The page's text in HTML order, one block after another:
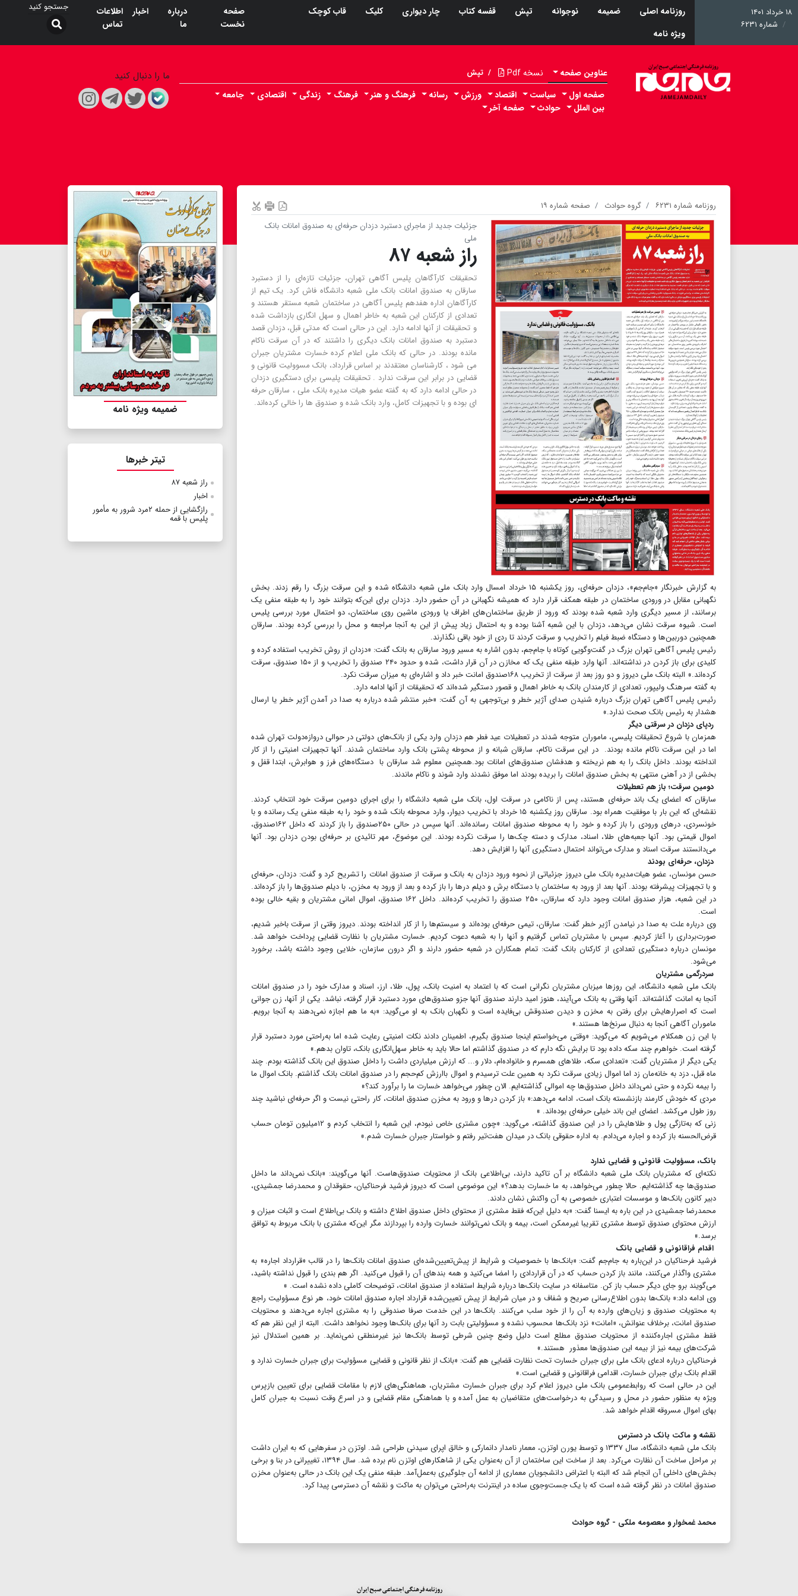
۱۸ خرداد ۱۴۰۱
شماره ۶۲۳۱
روزنامه اصلی ضمیمه نوجوانه تپش قفسه کتاب چار دیواری کلیک
قاب کوچک
ویژه نامه
صفحه
نخست
درباره
ما
اخبار
اطلاعات
تماس
عناوین صفحه نسخه Pdf / تپش
صفحه اول سیاست اقتصاد ورزش رسانه فرهنگ و هنر فرهنگ زندگی اقتصادی
جامعه
بین الملل
حوادث صفحه آخر
ما را دنبال کنید
روزنامه شماره ۶۲۳۱ گروه حوادث
صفحه شماره ۱۹
جزئیات جدید از ماجرای دستبرد دزدان حرفه‌ای به صندوق امانات بانک
ملی
راز شعبه ۸۷
تحقیقات کارآگاهان پلیس آگاهی تهران، جزئیات تازه‌ای را از دستبرد
سارقان به صندوق امانات بانک ملی شعبه دانشگاه فاش کرد. یک تیم از
کارآگاهان اداره هفدهم پلیس آگاهی در ساختمان شعبه مستقر هستند و
تعدادی از کارکنان این شعبه به خاطر اهمال و سهل انگاری بازداشت شده
و تحقیقات از آنها ادامه دارد. این در حالی است که مدتی قبل، دزدان قصد
دستبرد به صندوق امانات بانک دیگری را داشتند که در آن سرقت ناکام
مانده بودند. در حالى که بانک ملى اعلام کرده خسارت مشتریان جبران
مى شود ، کارشناسان معتقدند بر اساس قرارداد، بانک مسوولیت قانونى و
قضایى در برابر این سرقت ندارد . تحقیقات پلیسی براى دستگیرى دزدان
در حالى ادامه دارد که به گفته عضو هیات مدیره بانک ملى ، سارقان حرفه
اى بوده و با تجهیزات کامل، وارد بانک شده و صندوق ها را خالى کرده‌اند.
به گزارش خبرنگار «جام‌جم»، دزدان حرفه‌ای، روز یکشنبه ۱۵ خرداد امسال وارد بانک ملی شعبه دانشگاه شده و این سرقت بزرگ را رقم زدند. بخش
نگهبانی مقابل در ورودی ساختمان در طبقه همکف قرار دارد که همیشه نگهبانی در آن حضور دارد. دزدان برای این‌که بتوانند خود را به طبقه منفی یک
برسانند، از مسیر دیگری وارد شعبه شده بودند که ورود از طریق ساختمان‌های اطراف یا ورودی ماشین روی ساختمان، دو احتمال مورد بررسی پلیس
است. شیوه سرقت نشان می‌دهد، دزدان با این شعبه آشنا بوده و به احتمال زیاد پیش از این به آنجا مراجعه و محل را بررسی کرده بودند. سارقان
همچنین دوربین‌ها و دستگاه ضبط فیلم را تخریب و سرقت کردند تا ردی از خود باقی نگذارند.
رئیس پلیس آگاهی تهران بزرگ در گفت‌وگویی کوتاه با جام‌جم، بدون اشاره به مسیر ورود سارقان به بانک گفت: «دزدان از روش تخریب استفاده کرده و
کلیدی برای باز کردن در نداشته‌اند. آنها وارد طبقه منفی یک که مخازن در آن قرار داشت، شده و حدود ۲۴۰ صندوق را تخریب و از ۱۵۰ صندوق، سرقت
کرده‌اند.» البته بانک ملی دیروز و دو روز بعد از سرقت از تخریب ۱۶۸صندوق امانت خبر داد و اشاره‌ای به میزان سرقت نکرد.
به گفته سرهنگ ولیپور، تعدادی از کارمندان بانک به خاطر اهمال و قصور دستگیر شده‌اند که تحقیقات از آنها ادامه دارد.
رئیس پلیس آگاهی تهران بزرگ درباره شنیدن صدای آژیر خطر و بی‌توجهی به آن گفت: «خبر منتشر شده درباره به صدا در آمدن آژیر خطر یا ارسال
هشدار به رئیس بانک صحت ندارد.»
ردپای دزدان در سرقتی دیگر
همزمان با شروع تحقیقات پلیسی‌، ماموران متوجه شدند در تعطیلات عید فطر هم دزدان وارد یکی از بانک‌های دولتی در حوالی دروازه‌دولت تهران شده
اما در این سرقت ناکام مانده بودند. در این سرقت ناکام، سارقان شبانه و از محوطه پشتی بانک وارد ساختمان شدند. آنها تجهیزات امنیتی را از کار
انداخته بودند. داخل بانک را به هم نریخته و هدفشان صندوق‌های امانات بود.همچنین معلوم شد سارقان با دستگاه‌‌های فرز و هوابرش، ابتدا قفل و
بخشی از در آهنی منتهی به بخش صندوق امانات را بریده بودند اما موفق نشدند وارد شوند و ناکام ماندند.
دومین سرقت؛ باز هم تعطیلات
سارقان که اعضای یک باند حرفه‌ای هستند‌، پس از ناکامی در سرقت اول، بانک ملی شعبه دانشگاه را برای اجرای دومین سرقت خود انتخاب کردند.
نقشه‌ای که این بار با موفقیت همراه بود. سارقان روز یکشنبه ۱۵ خرداد با تخریب دیوار، وارد محوطه بانک شده و خود را به طبقه منفی یک رسانده و با
خونسردی، درهای ورودی را باز کرده و خود را به محوطه صندوق امانات رسانده‌اند. آنها سپس در حالی ۲۵۰‌صندوق را باز کردند که داخل ۱۶۲صندوق،
اموال قیمتی بود. آنها جعبه‌های طلا، اسناد، مدارک و دسته چک‌ها را سرقت نکرده بودند. این موضوع، مهر تائیدی بر حرفه‌ای بودن دزدان بود. آنها
می‌دانستند سرقت اسناد و مدارک می‌تواند احتمال دستگیری آنها را افزایش دهد.
دزدان، حرفه‌ای بودند
حسن مونسان‌، عضو هیات‌مدیره بانک ملی دیروز جزئیاتی از نحوه ورود دزدان به بانک و سرقت از صندوق امانات را تشریح کرد و گفت: دزدان، حرفه‌ای
و با تجهیزات پیشرفته بودند. آنها بعد از ورود به ساختمان با دستگاه برش و دیلم درها را باز کرده و بعد از ورود به مخزن، با دیلم صندوق‌ها را باز کرده‌اند.
در این شعبه، هزار صندوق امانات وجود دارد که سارقان، ۲۵۰ صندوق را تخریب کرده‌اند. داخل ۱۶۲ صندوق، اموال امانی مشتریان و بقیه خالی بوده
است.
وی درباره علت به صدا در نیامدن آژیر خطر گفت: سارقان، تیمی حرفه‌ای بوده‌اند و سیستم‌ها را از کار انداخته بودند. دیروز وقتی از سرقت با‌خبر شدیم،
صورت‌برداری را آغاز کردیم. سپس با مشتریان تماس گرفتیم و آنها را به شعبه دعوت کردیم. خسارت مشتریان با نظارت قضایی پرداخت خواهد شد.
مونسان درباره دستگیری تعدادی از کارکنان بانک گفت: تمام همکاران در شعبه حضور دارند و اگر درون سازمان، خلایی وجود داشته باشد‌، برخورد
می‌شود.
سردرگمی مشتریان
بانک ملی شعبه دانشگاه، این روزها میزبان مشتریان نگرانی است که با اعتماد به امنیت بانک، پول، طلا، ارز، اسناد و مدارک خود را در صندوق امانات
آنجا به امانت گذاشته‌اند. آنها وقتی به بانک می‌آیند، هنوز امید دارند صندوق آنها جزو صندوق‌های مورد دستبرد قرار گرفته، نباشد. یکی از آنها، زن جوانی
است که اصرارهایش برای رفتن به مخزن و دیدن صندوقش بی‌فایده است و نگهبان بانک به او می‌گوید: «به ما هم اجازه نمی‌دهند به آنجا برویم.
ماموران آگاهی آنجا به دنبال سرنخ‌ها هستند.»
با این زن همکلام می‌شویم که می‌گوید: «وقتی می‌خواستم اینجا صندوق بگیرم، اطمینان دادند نکات امنیتی رعایت شده اما به‌راحتی مورد دستبرد قرار
گرفته است. خواهرم چند سکه داده بود تا برایش نگه دارم که در صندوق گذاشتم اما حالا باید به خاطر سهل‌انگاری بانک، تاوان بدهم.»
یکی دیگر از مشتریان گفت: «تعدادی سکه، طلاهای همسرم و خانواده‌ام، دلار و... که ارزش میلیاردی داشت را داخل صندوق این بانک گذاشته بودم. چند
ماه قبل، دزد به خانه‌مان زد اما اموال زیادی سرقت نکرد به همین علت ترسیدم و اموال با‌ارزش کم‌حجم را در صندوق امانات بانک گذاشتم. بانک اموال ما
را بیمه نکرده و حتی نمی‌داند داخل صندوق‌ها چه اموالی گذاشته‌ایم. الان چطور می‌خواهد خسارت ما را برآورد کند؟»
مردی که خودش کارمند بازنشسته بانک است، ادامه می‌دهد:« باز کردن درها و ورود به مخزن صندوق امانات، کار راحتی نیست و اگر حرفه‌ای نباشید چند
روز طول می‌کشد. اعضای این باند خیلی حرفه‌ای بوده‌اند. »
زنی که به‌تازگی پول و طلاهایش را در این صندوق گذاشته، می‌گوید: «‌چون مشتری خاص نبودم، این شعبه را انتخاب کردم و ۱۲میلیون تومان حساب
قرض‌الحسنه باز کرده و اجاره می‌دادم. به اداره حقوقی بانک در میدان هفت‌تیر رفتم و خواستار جبران خسارت شدم.»
بانک، مسؤولیت قانونی و قضایی ندارد
نکته‌ای که مشتریان بانک ملی شعبه دانشگاه بر آن تاکید دارند، بی‌اطلاعی بانک از محتویات صندوق‌هاست. آنها می‌گویند: «بانک نمی‌داند ما داخل
صندوق‌ها چه گذاشته‌ایم. حالا چطور می‌خواهد، به ما خسارت بدهد؟» این موضوعی است که دیروز فرشید فرحناکیان، حقوقدان و محمدرضا جمشیدی،
دبیر کانون بانک‌ها و موسسات اعتباری خصوصی به آن واکنش نشان دادند.
محمدرضا جمشیدی در این باره به ایسنا گفت: «به دلیل این‌که فقط مشتری از محتوای داخل صندوق اطلاع داشته و بانک بی‌اطلاع است و اثبات میزان و
ارزش محتوای صندوق توسط مشتری تقریبا غیرممکن است، بیمه و بانک نمی‌توانند خسارت وارده را بپردازند مگر این‌که مشتری با بانک مربوط به توافق
برسد.»
اقدام فراقانونی و قضایی بانک
فرشید فرحناکیان در این‌باره به جام‌جم گفت: «‌بانک‌ها با خصوصیات و شرایط از‌ پیش‌تعیین‌شده‌ای صندوق امانات بانک‌ها را در قالب «قرارداد اجاره» به
مشتری واگذار می‌کنند، مانند باز کردن حساب که در آن قراردادی را امضا می‌کنید و همه بندهای آن را قبول می‌کنید. اگر هم بندی را قبول نداشته باشید،
می‌گویند برو جای دیگر حساب باز کن. متاسفانه در سایت بانک‌ها درباره شرایط استفاده از صندوق امانات، توضیحات کاملی داده نشده است. »
وی ادامه داد:« بانک‌ها بدون اطلاع‌رسانی صریح و شفاف و در میان شرایط از‌ پیش ‌تعیین‌شده قرارداد اجاره صندوق امانات خود، هر نوع مسؤولیت راجع
به محتویات صندوق و زیان‌های وارده به آن را از خود سلب می‌کنند. بانک‌ها در این خدمت صرفا صندوقی را به مشتری اجاره می‌دهند و محتویات
صندوق امانت، بر‌خلاف عنوانش، «امانت» نزد بانک‌ها محسوب نشده و مسؤولیتی بابت رد آنها برای بانک‌ها وجود نخواهد داشت. البته از این نظر هم که
فقط مشتری اجاره‌کننده از محتویات صندوق مطلع است دلیل وضع چنین شرطی توسط بانک‌ها نیز غیرمنطقی نمی‌نماید. بر همین استدلال نیز
شرکت‌های بیمه نیز از بیمه این صندوق‌ها معذور هستند.»
فرحناکیان درباره ادعای بانک ملی برای جبران خسارت تحت نظارت قضایی هم گفت: «‌بانک از نظر قانونی و قضایی مسؤولیت برای جبران خسارت ندارد و
اقدام بانک برای جبران خسارت، اقدامی فراقانونی و قضایی است.»
این در حالی است که روابط‌عمومی بانک ملی دیروز اعلام کرد برای جبران خسارت مشتریان، هماهنگی‌های لازم با مقامات قضایی برای تعیین بازپرس
ویژه به منظور حضور در محل و رسیدگی به درخواست‌های متقاضیان به عمل آمده و با هماهنگی مقام قضایی و در اسرع وقت نسبت به جبران کامل
بهای اموال مسروقه اقدام خواهد شد.
نقشه و ماکت بانک در دسترس
بانک ملی شعبه دانشگاه، سال ۱۳۳۷ و توسط یورن اوتزن، معمار نامدار دانمارکی و خالق اپرای سیدنی طراحی شد. اوتزن در سفرهایی که به ایران داشت
بر مراحل ساخت آن نظارت می‌کرد. بعد از ساخت این ساختمان از آن به‌عنوان یکی از شاهکارهای اوتزن نام برده شد. سال ۱۳۹۴، تغییرانی در بنا و برخی
بخش‌های داخلی آن انجام شد که البته با اعتراض دانشجویان معماری از ادامه آن جلوگیری به‌عمل‌آمد. طبقه منفی یک این بانک در حالی به‌عنوان مخزن
صندوق امانات در نظر گرفته شده است که با یک جست‌وجوی ساده در اینترنت به‌راحتی می‌توان به ماکت و نقشه آن دسترسی پیدا کرد.
محمد غمخوار و معصومه ملکی - گروه حوادث
ضمیمه ویژه نامه
تیتر خبرها
راز شعبه ۸۷
اخبار
رازگشایی از حمله ۲مرد شرور به مأمور
پلیس با قمه